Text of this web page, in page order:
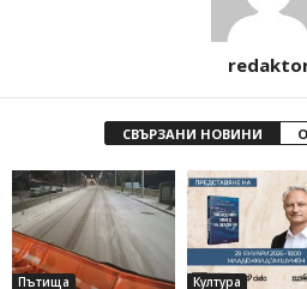
СВЪРЗАНИ НОВИНИ
Пътища Култура